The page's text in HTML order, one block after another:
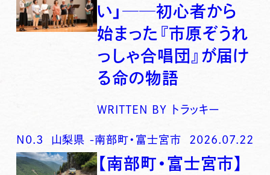
い」──初心者から
始まった『市原ぞうれ
っしゃ合唱団』が届け
る命の物語
WRITTEN BY トラッキー
N0. 3 山梨県 -南部町・富士宮市 2026.07.22
【南部町・富士宮市】